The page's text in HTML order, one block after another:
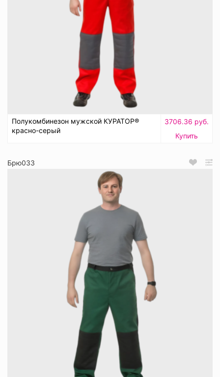
Полукомбинезон мужской КУРАТОР®
красно-серый
3706.36 руб.
Купить
Брю033